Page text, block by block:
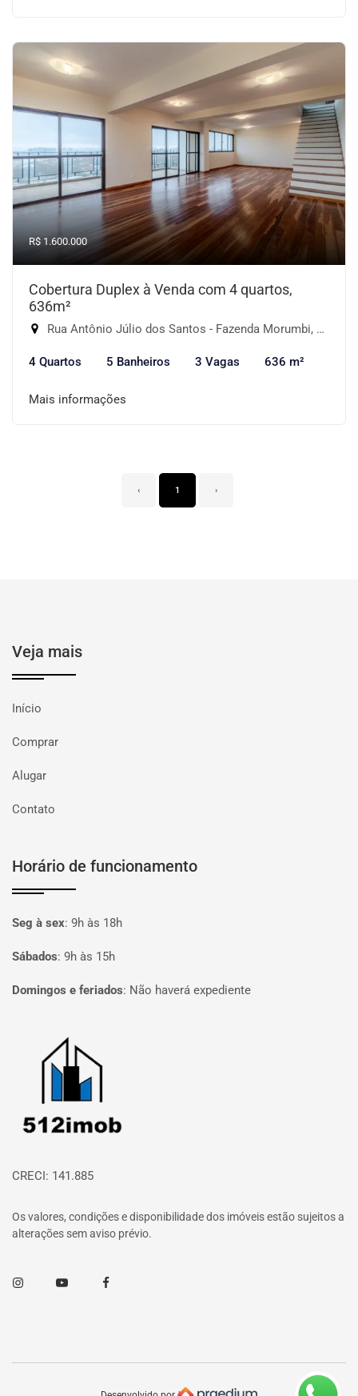
R$ 1.600.000
Cobertura Duplex à Venda com 4 quartos,
636m²
Rua Antônio Júlio dos Santos - Fazenda Morumbi, São Paulo-SP
4 Quartos 5 Banheiros 3 Vagas 636 m²
Mais informações
‹ 1 ›
Veja mais
Início
Comprar
Alugar
Contato
Horário de funcionamento
Seg à sex: 9h às 18h
Sábados: 9h às 15h
Domingos e feriados: Não haverá expediente
Página inicial
CRECI: 141.885
Os valores, condições e disponibilidade dos imóveis estão sujeitos a
alterações sem aviso prévio.
InstagramYoutube Facebook